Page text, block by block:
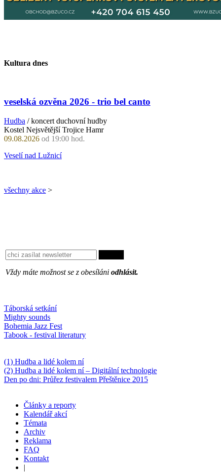
Kultura dnes
veselská ozvěna 2026 - trio bel canto
Hudba / koncert duchovní hudby
Kostel Nejsvětější Trojice Hamr
09.08.2026 od 19:00 hod.
Veselí nad Lužnicí
všechny akce >
Vždy máte možnost se z obesíláni odhlásit.
Táborská setkání
Mighty sounds
Bohemia Jazz Fest
Tabook - festival literatury
(1) Hudba a lidé kolem ní
(2) Hudba a lidé kolem ní – Digitální technologie
Den po dni: Průřez festivalem Přeštěnice 2015
Články a reporty
Kalendář akcí
Témata
Archiv
Reklama
FAQ
Kontakt
|